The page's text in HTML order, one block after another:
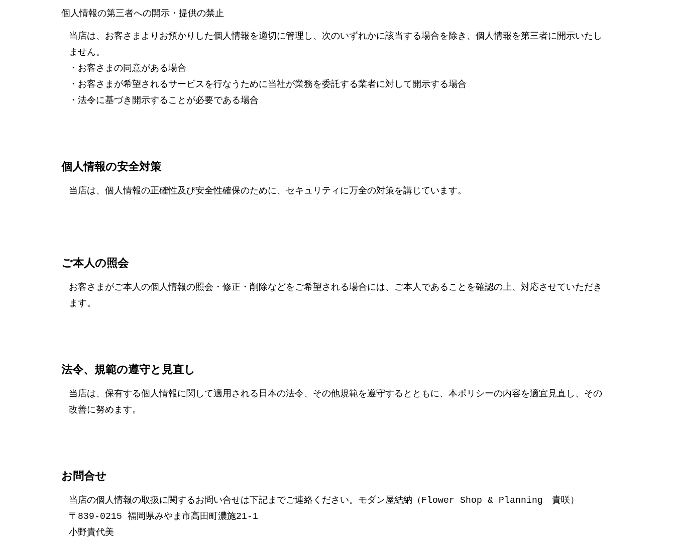
個人情報の第三者への開示・提供の禁止
当店は、お客さまよりお預かりした個人情報を適切に管理し、次のいずれかに該当する場合を除き、個人情報を第三者に開示いたし
ません。
・お客さまの同意がある場合
・お客さまが希望されるサービスを行なうために当社が業務を委託する業者に対して開示する場合
・法令に基づき開示することが必要である場合
個人情報の安全対策
当店は、個人情報の正確性及び安全性確保のために、セキュリティに万全の対策を講じています。
ご本人の照会
お客さまがご本人の個人情報の照会・修正・削除などをご希望される場合には、ご本人であることを確認の上、対応させていただき
ます。
法令、規範の遵守と見直し
当店は、保有する個人情報に関して適用される日本の法令、その他規範を遵守するとともに、本ポリシーの内容を適宜見直し、その
改善に努めます。
お問合せ
当店の個人情報の取扱に関するお問い合せは下記までご連絡ください。モダン屋結納（Flower Shop & Planning 貴咲）
〒839-0215 福岡県みやま市高田町濃施21-1
小野貴代美